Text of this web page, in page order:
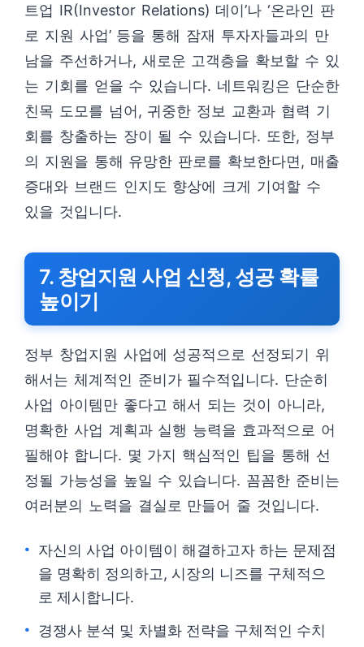
트업 IR(Investor Relations) 데이’나 ‘온라인 판
로 지원 사업’ 등을 통해 잠재 투자자들과의 만
남을 주선하거나, 새로운 고객층을 확보할 수 있
는 기회를 얻을 수 있습니다. 네트워킹은 단순한
친목 도모를 넘어, 귀중한 정보 교환과 협력 기
회를 창출하는 장이 될 수 있습니다. 또한, 정부
의 지원을 통해 유망한 판로를 확보한다면, 매출
증대와 브랜드 인지도 향상에 크게 기여할 수
있을 것입니다.
7. 창업지원 사업 신청, 성공 확률
높이기
정부 창업지원 사업에 성공적으로 선정되기 위
해서는 체계적인 준비가 필수적입니다. 단순히
사업 아이템만 좋다고 해서 되는 것이 아니라,
명확한 사업 계획과 실행 능력을 효과적으로 어
필해야 합니다. 몇 가지 핵심적인 팁을 통해 선
정될 가능성을 높일 수 있습니다. 꼼꼼한 준비는
여러분의 노력을 결실로 만들어 줄 것입니다.
자신의 사업 아이템이 해결하고자 하는 문제점
을 명확히 정의하고, 시장의 니즈를 구체적으
로 제시합니다.
경쟁사 분석 및 차별화 전략을 구체적인 수치